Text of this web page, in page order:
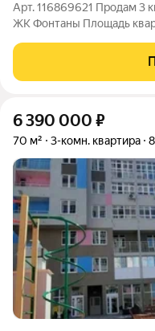
Арт. 116869621 Продам 3
ЖК Фонтаны Площадь
выходом на большую
Расположена на
6 390 000 ₽
70 м² 3-комн. квартира